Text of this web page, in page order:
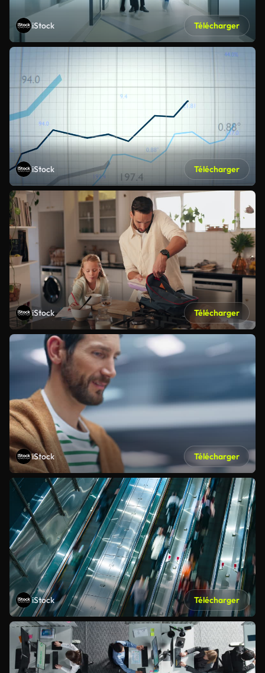
iStock Télécharger
iStock Télécharger
iStock Télécharger
iStock Télécharger
iStock Télécharger